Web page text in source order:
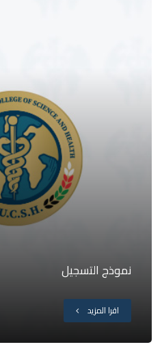
نموذج التسجيل
اقرا المزيد